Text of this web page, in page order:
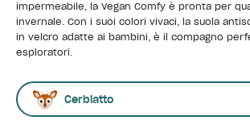
impermeabile, la Vegan Comfy è pronta per
invernale. Con i suoi colori vivaci, la suola
in velcro adatte ai bambini, è il compagno
esploratori.
Cerbiatto